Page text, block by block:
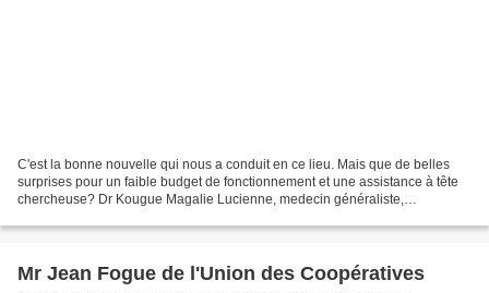
C'est la bonne nouvelle qui nous a conduit en ce lieu. Mais que de belles
surprises pour un faible budget de fonctionnement et une assistance à tête
chercheuse? Dr Kougue Magalie Lucienne, medecin généraliste,
Mr Jean Fogue de l'Union des Coopératives